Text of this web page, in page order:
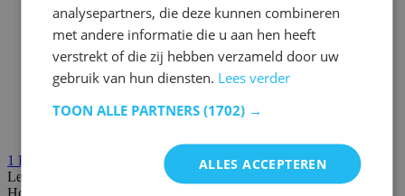
1 Review
Lengte:
Hoogte:
analysepartners, die deze kunnen combineren
met andere informatie die u aan hen heeft
verstrekt of die zij hebben verzameld door uw
gebruik van hun diensten. Lees verder
TOON ALLE PARTNERS (1702) →
ALLES ACCEPTEREN